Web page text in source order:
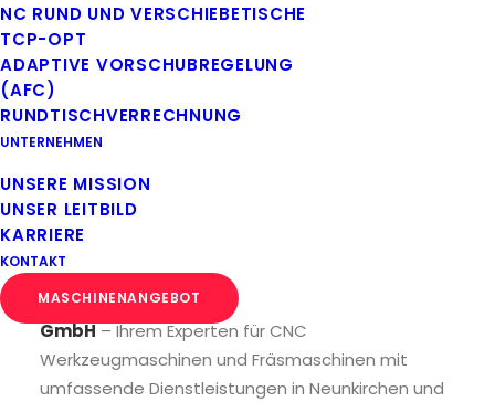
NC RUND UND VERSCHIEBETISCHE
TCP-OPT
ADAPTIVE VORSCHUBREGELUNG
(AFC)
RUNDTISCHVERRECHNUNG
UNTERNEHMEN
UNSERE MISSION
UNSER LEITBILD
KARRIERE
KONTAKT
MASCHINENANGEBOT
Professioneller CNC Service & Maschinenaufbereitung am Beispiel
der MTE BF 3200 Repairfit.
CNC Kundendienst
auf ganzer Linie.
Herzlich willkommen beiSebastian Dornhöfer
GmbH– Ihrem Experten für CNC
Werkzeugmaschinen und Fräsmaschinen mit
umfassende Dienstleistungen in Neunkirchen und